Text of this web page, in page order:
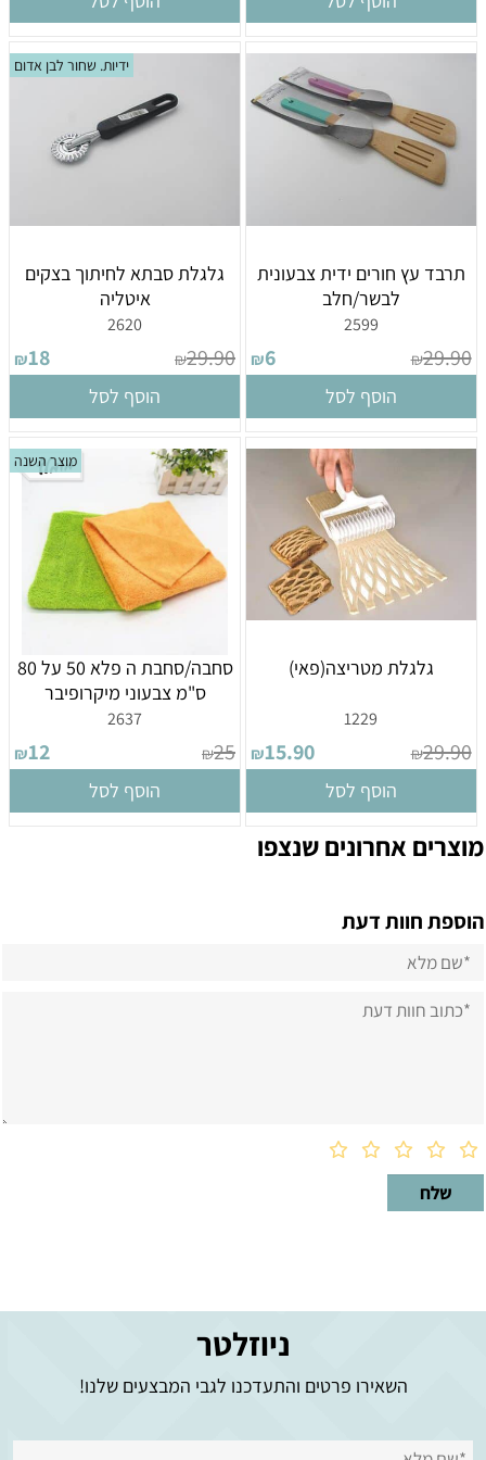
תרבד עץ חורים ידית צבעונית
לבשר/חלב
2599
₪29.90
₪6
הוסף לסל
ידיות. שחור לבן אדום
גלגלת סבתא לחיתוך בצקים
איטליה
2620
₪29.90
₪18
הוסף לסל
גלגלת מטריצה(פאי)
1229
₪29.90
₪15.90
הוסף לסל
מוצר השנה
סחבה/סחבת ה פלא 50 על 80
ס"מ צבעוני מיקרופיבר
2637
₪25
₪12
הוסף לסל
מוצרים אחרונים שנצפו
הוספת חוות דעת
ניוזלטר
השאירו פרטים והתעדכנו לגבי המבצעים שלנו!